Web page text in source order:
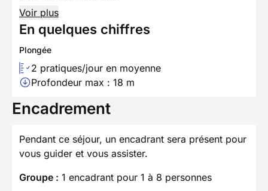
Voir plus
En quelques chiffres
Plongée
2 pratiques/jour en moyenne
Profondeur max : 18 m
Encadrement
Pendant ce séjour, un encadrant sera présent pour
vous guider et vous assister.
Groupe : 1 encadrant pour 1 à 8 personnes